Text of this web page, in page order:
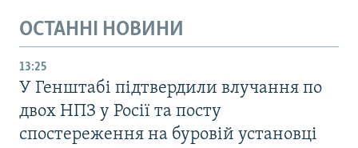
ОСТАННІ НОВИНИ
13:25
У Генштабі підтвердили влучання по
двох НПЗ у Росії та посту
спостереження на буровій установці